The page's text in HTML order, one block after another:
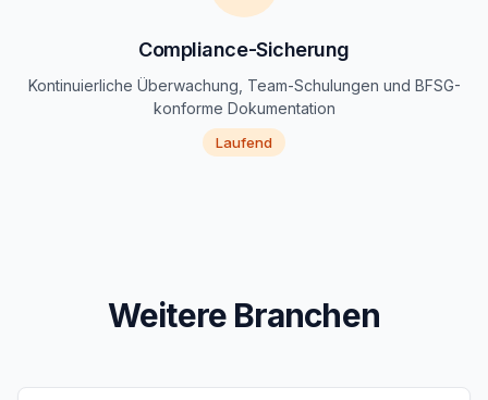
Compliance-Sicherung
Kontinuierliche Überwachung, Team-Schulungen und BFSG-
konforme Dokumentation
Laufend
Weitere Branchen